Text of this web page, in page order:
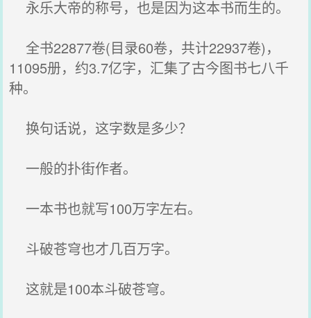
永乐大帝的称号，也是因为这本书而生的。
全书22877卷(目录60卷，共计22937卷)，
11095册，约3.7亿字，汇集了古今图书七八千
种。
换句话说，这字数是多少？
一般的扑街作者。
一本书也就写100万字左右。
斗破苍穹也才几百万字。
这就是100本斗破苍穹。